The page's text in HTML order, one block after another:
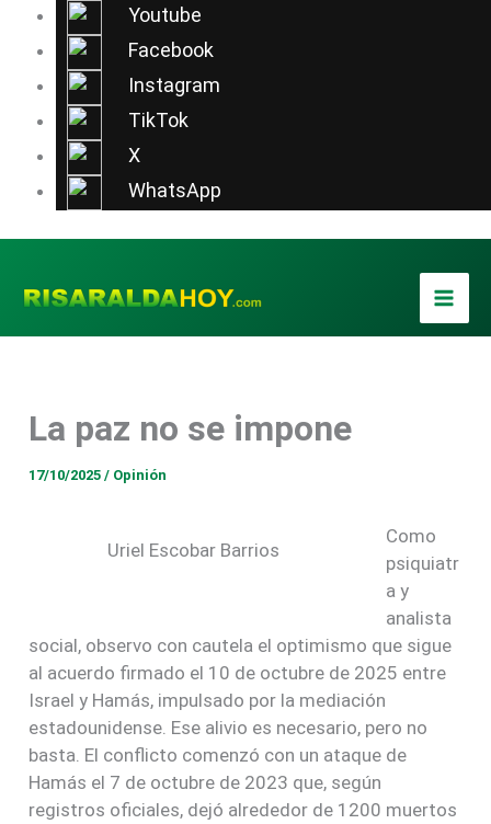
Youtube
Facebook
Instagram
TikTok
X
WhatsApp
contenido
La paz no se impone
17/10/2025/ Opinión
Uriel Escobar Barrios
Como
psiquiatr
a y
analista
social, observo con cautela el optimismo que sigue
al acuerdo firmado el 10 de octubre de 2025 entre
Israel y Hamás, impulsado por la mediación
estadounidense. Ese alivio es necesario, pero no
basta. El conflicto comenzó con un ataque de
Hamás el 7 de octubre de 2023 que, según
registros oficiales, dejó alrededor de 1200 muertos